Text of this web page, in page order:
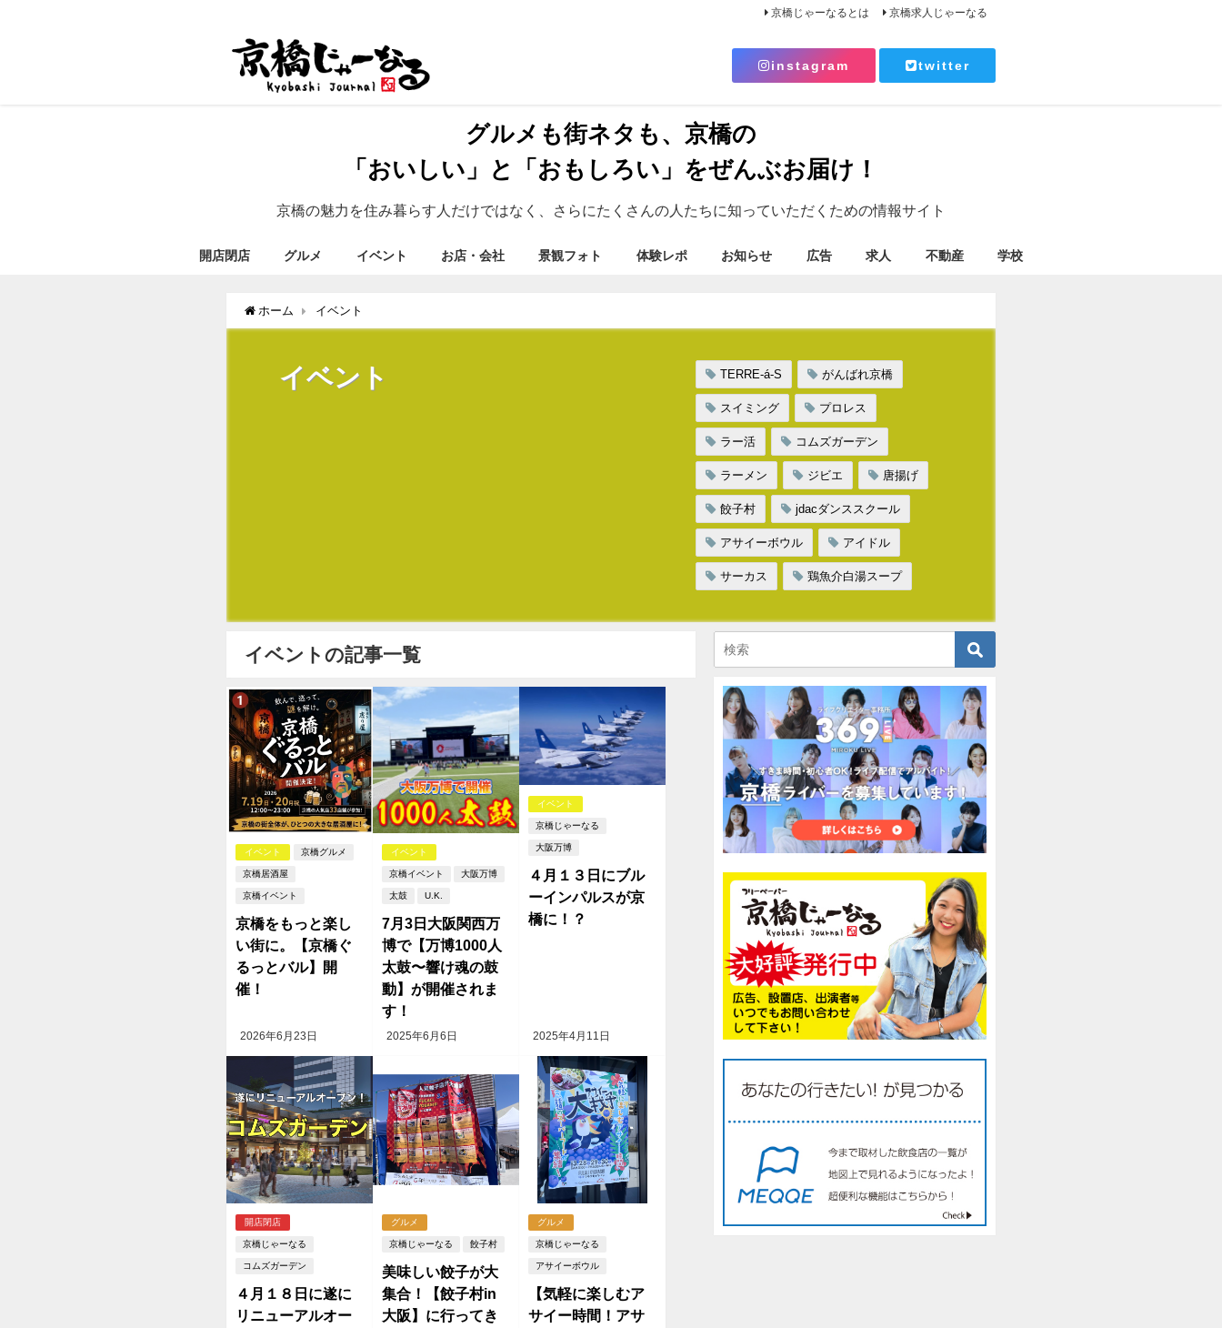
京橋じゃーなるとは 京橋求人じゃーなる
instagram twitter
グルメも街ネタも、京橋の
「おいしい」と「おもしろい」をぜんぶお届け！
京橋の魅力を住み暮らす人だけではなく、さらにたくさんの人たちに知っていただくための情報サイト
開店閉店 グルメ イベント お店・会社 景観フォト 体験レポ お知らせ 広告 求人 不動産 学校
ホーム イベント
イベント TERRE-á-S がんばれ京橋
スイミング プロレス
ラー活 コムズガーデン
ラーメン ジビエ 唐揚げ
餃子村 jdacダンススクール
アサイーボウル アイドル
サーカス 鶏魚介白湯スープ
イベントの記事一覧
イベント 京橋グルメ
京橋居酒屋
京橋イベント
京橋をもっと楽し
い街に。【京橋ぐ
るっとバル】開
催！
2026年6月23日
イベント
京橋イベント 大阪万博
太鼓 U.K.
7月3日大阪関西万
博で【万博1000人
太鼓〜響け魂の鼓
動】が開催されま
す！
2025年6月6日
イベント
京橋じゃーなる
大阪万博
４月１３日にブル
ーインパルスが京
橋に！？
2025年4月11日
開店閉店
京橋じゃーなる
コムズガーデン
４月１８日に遂に
リニューアルオー
グルメ
京橋じゃーなる 餃子村
美味しい餃子が大
集合！【餃子村in
大阪】に行ってき
グルメ
京橋じゃーなる
アサイーボウル
【気軽に楽しむア
サイー時間！アサ